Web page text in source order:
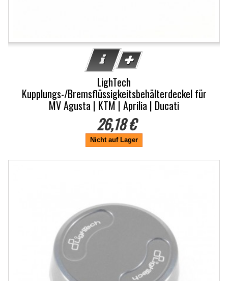
LighTech
Kupplungs-/Bremsflüssigkeitsbehälterdeckel für
MV Agusta | KTM | Aprilia | Ducati
26,18 €
Nicht auf Lager